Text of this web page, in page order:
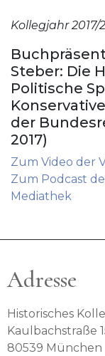
Kollegjahr 2017/
Steber: Die
Politische
der
2017)
Zum Video der
Zum Podcast
Mediathek
Adresse
Historisches
Kaulbachstraße
80539 München